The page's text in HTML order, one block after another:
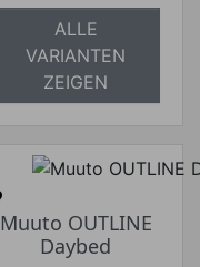
ALLE
VARIANTEN
ZEIGEN
Muuto OUTLINE
Daybed